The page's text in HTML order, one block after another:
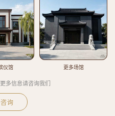
仪馆 更多场馆
多信息请咨询我们
询